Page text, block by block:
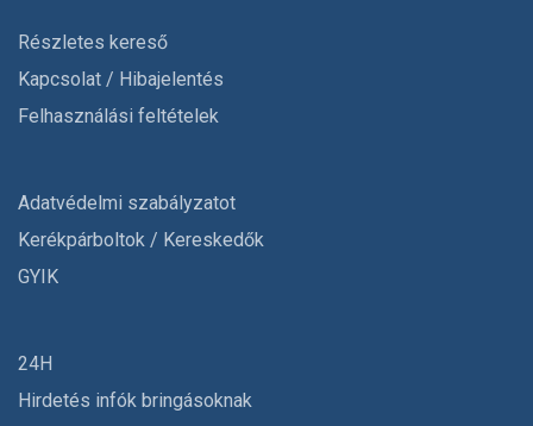
Részletes kereső
Kapcsolat / Hibajelentés
Felhasználási feltételek
Adatvédelmi szabályzatot
Kerékpárboltok / Kereskedők
GYIK
24H
Hirdetés infók bringásoknak